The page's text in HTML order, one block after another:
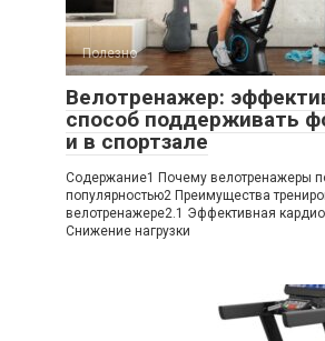
Полезно
Велотренажер:
способ поддерживать
и в спортзале
Содержание1 Почему велотренажеры
популярностью2 Преимущества
велотренажере2.1 Эффективная
Снижение нагрузки